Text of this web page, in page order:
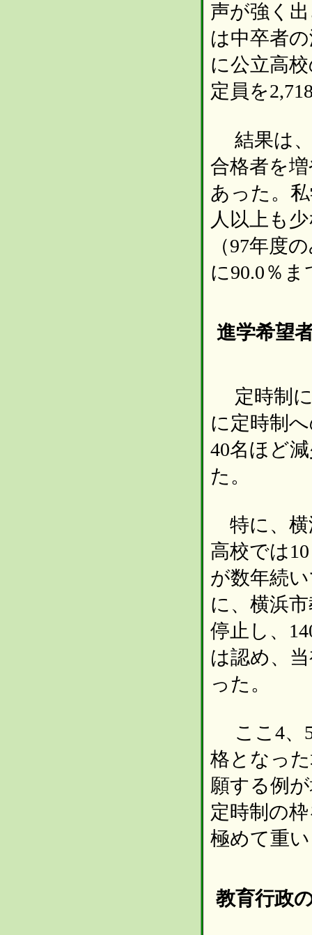
声が強く
は中卒者
に公立高
定員を
結果は、
合格者を
あった。
人以上も
（97年度
に90.0％
進学希望
定時制に
に定時制
40名ほど
た。
特に、横
高校では
が数年続
に、横浜
停止し、
は認め、
った。
ここ4、5
格となっ
願する例
定時制の
極めて重
教育行政